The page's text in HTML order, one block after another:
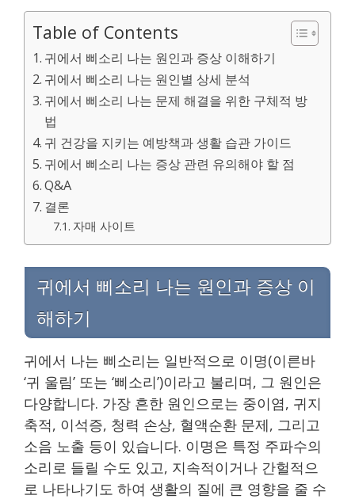
Table of Contents
귀에서 삐소리 나는 원인과 증상 이해하기
귀에서 삐소리 나는 원인별 상세 분석
귀에서 삐소리 나는 문제 해결을 위한 구체적 방
법
귀 건강을 지키는 예방책과 생활 습관 가이드
귀에서 삐소리 나는 증상 관련 유의해야 할 점
Q&A
결론
자매 사이트
귀에서 삐소리 나는 원인과 증상 이
해하기
귀에서 나는 삐소리는 일반적으로 이명(이른바
‘귀 울림’ 또는 ‘삐소리’)이라고 불리며, 그 원인은
다양합니다. 가장 흔한 원인으로는 중이염, 귀지
축적, 이석증, 청력 손상, 혈액순환 문제, 그리고
소음 노출 등이 있습니다. 이명은 특정 주파수의
소리로 들릴 수도 있고, 지속적이거나 간헐적으
로 나타나기도 하여 생활의 질에 큰 영향을 줄 수